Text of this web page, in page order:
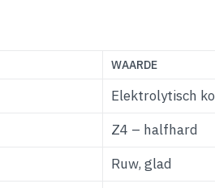
WAARDE
Elektrolytisch
Z4 – halfhard
Ruw, glad